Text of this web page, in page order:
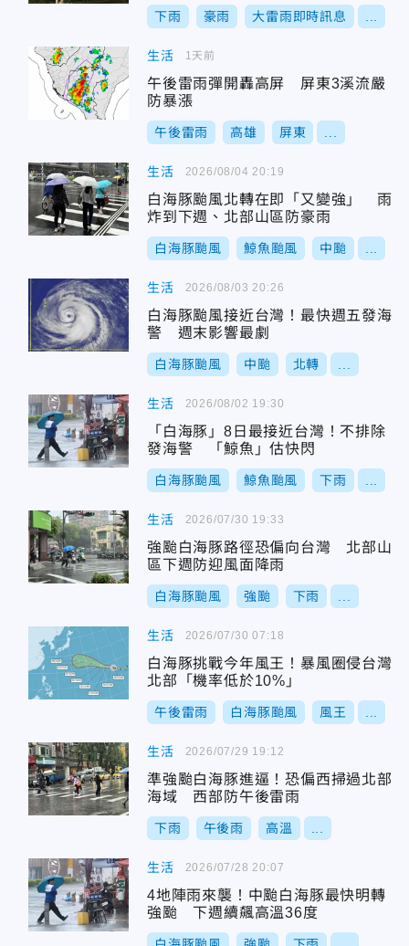
下雨 豪雨 大雷雨即時訊息
生活
午後雷雨彈開轟高屏 屏東3溪流嚴
防暴漲
午後雷雨 高雄 屏東
1天前
生活
白海豚颱風北轉在即「又變強」 雨
炸到下週、北部山區防豪雨
白海豚颱風 鯨魚颱風 中颱
2026/08/04 20:19
生活
白海豚颱風接近台灣！最快週五發海
警 週末影響最劇
白海豚颱風 中颱 北轉
2026/08/03 20:26
生活
「白海豚」8日最接近台灣！不排除
發海警 「鯨魚」估快閃
白海豚颱風 鯨魚颱風 下雨
2026/08/02 19:30
生活
強颱白海豚路徑恐偏向台灣 北部山
區下週防迎風面降雨
白海豚颱風 強颱 下雨
2026/07/30 19:33
生活
白海豚挑戰今年風王！暴風圈侵台灣
北部「機率低於10%」
午後雷雨 白海豚颱風 風王
2026/07/30 07:18
生活
準強颱白海豚進逼！恐偏西掃過北部
海域 西部防午後雷雨
下雨 午後雨 高溫
2026/07/29 19:12
生活
4地陣雨來襲！中颱白海豚最快明轉
強颱 下週續飆高溫36度
2026/07/28 20:07